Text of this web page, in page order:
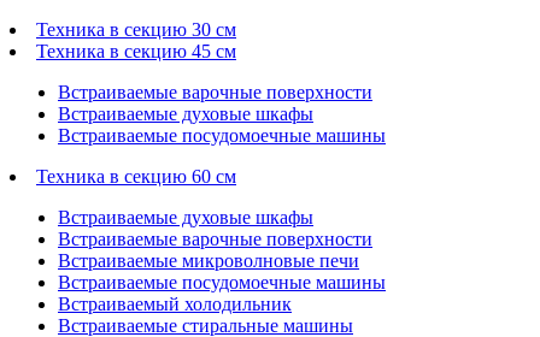
Техника в секцию 30 см
Техника в секцию 45 см
Встраиваемые варочные поверхности
Встраиваемые духовые шкафы
Встраиваемые посудомоечные машины
Техника в секцию 60 см
Встраиваемые духовые шкафы
Встраиваемые варочные поверхности
Встраиваемые микроволновые печи
Встраиваемые посудомоечные машины
Встраиваемый холодильник
Встраиваемые стиральные машины